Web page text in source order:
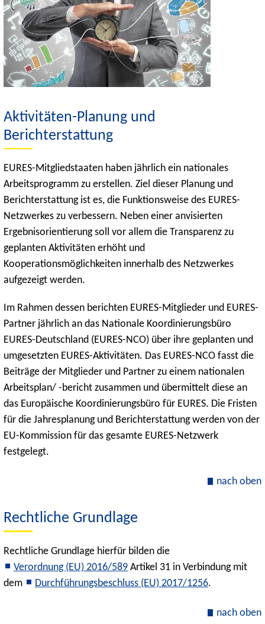
Aktivitäten-Planung und
Berichterstattung
EURES-Mitgliedstaaten haben jährlich ein nationales
Arbeitsprogramm zu erstellen. Ziel dieser Planung und
Berichterstattung ist es, die Funktionsweise des EURES-
Netzwerkes zu verbessern. Neben einer anvisierten
Ergebnisorientierung soll vor allem die Transparenz zu
geplanten Aktivitäten erhöht und
Kooperationsmöglichkeiten innerhalb des Netzwerkes
aufgezeigt werden.
Im Rahmen dessen berichten EURES-Mitglieder und EURES-
Partner jährlich an das Nationale Koordinierungsbüro
EURES-Deutschland (EURES-NCO) über ihre geplanten und
umgesetzten EURES-Aktivitäten. Das EURES-NCO fasst die
Beiträge der Mitglieder und Partner zu einem nationalen
Arbeitsplan/ -bericht zusammen und übermittelt diese an
das Europäische Koordinierungsbüro für EURES. Die Fristen
für die Jahresplanung und Berichterstattung werden von der
EU-Kommission für das gesamte EURES-Netzwerk
festgelegt.
nach oben
Rechtliche Grundlage
Rechtliche Grundlage hierfür bilden die
Verordnung (EU) 2016/589 Artikel 31 in Verbindung mit
dem
Durchführungsbeschluss (EU) 2017/1256.
nach oben